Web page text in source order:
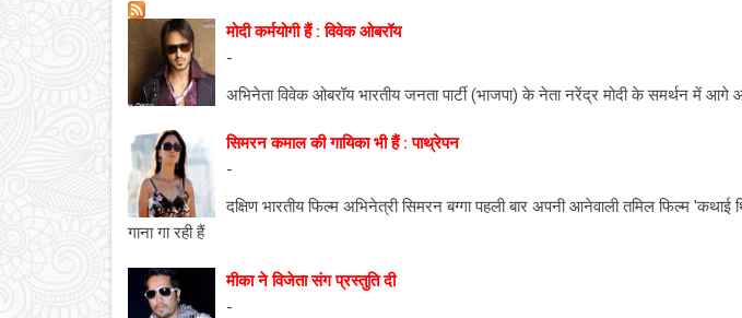
मोदी कर्मयोगी हैं : विवेक ओबरॉय
-
अभिनेता विवेक ओबरॉय भारतीय जनता पार्टी (भाजपा) के नेता नरेंद्र मोदी के समर्थन में आगे
सिमरन कमाल की गायिका भी हैं : पाथ्रेपन
-
दक्षिण भारतीय फिल्म अभिनेत्री सिमरन बग्गा पहली बार अपनी आनेवाली तमिल फिल्म
गाना गा रही हैं
मीका ने विजेता संग प्रस्तुति दी
-